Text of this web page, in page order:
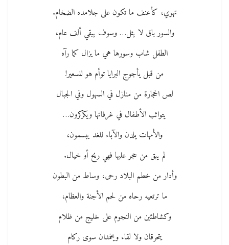
تهوي، كأعنف ما تكون على جلامده الضخام.
والسور باق لا يثل… وسوف يبقي ألف عام،
الطفل شاب وسورها هي ما يزال كما رآه
من قبل يأجوج البرايا توأم هو للسعير!
لص الحجارة من منازل في السهول وفي الجبال
يتواثب الأطفال في غرفاتها ويكركرون…
والأمهات يلدن والآباء للغد يبسمون،
لم يبق من حجر عليها فهي ريح أو خيال.
وأدار من خطم البلاد رحى، وساط من البطون
ما ترتعيه رحاه من لحم الأجنة والعظام،
وكشاطئين من النجوم على خليج من ظلام
يتحرقان ولا لقاء ويخمدان سوى ركام